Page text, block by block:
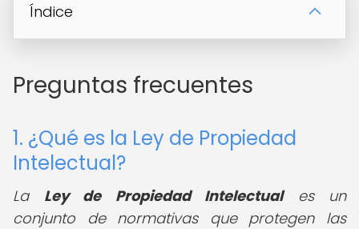
Índice
Preguntas frecuentes
1. ¿Qué es la Ley de Propiedad
Intelectual?
La Ley de Propiedad Intelectuales un
conjunto de normativas que protegen las